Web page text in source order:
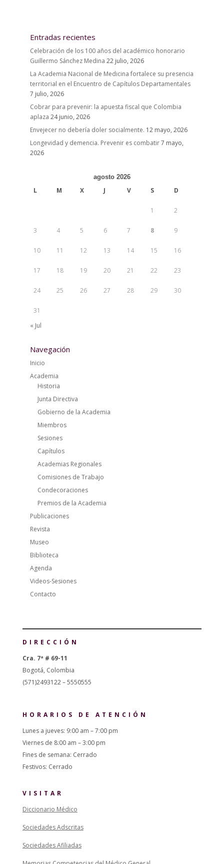
Entradas recientes
Celebración de los 100 años del académico honorario
Guillermo Sánchez Medina 22 julio, 2026
La Academia Nacional de Medicina fortalece su presencia
territorial en el Encuentro de Capítulos Departamentales
7 julio, 2026
Cobrar para prevenir: la apuesta fiscal que Colombia
aplaza 24 junio, 2026
Envejecer no debería doler socialmente. 12 mayo, 2026
Longevidad y demencia. Prevenir es combatir7 mayo,
2026
agosto 2026
L M X J V S D
1 2
3 4 5 6 7 8 9
10 11 12 13 14 15 16
17 18 19 20 21 22 23
24 25 26 27 28 29 30
31
« Jul
Navegación
Inicio
Academia
Historia
Junta Directiva
Gobierno de la Academia
Miembros
Sesiones
Capítulos
Academias Regionales
Comisiones de Trabajo
Condecoraciones
Premios de la Academia
Publicaciones
Revista
Museo
Biblioteca
Agenda
Videos-Sesiones
Contacto
DIRECCIÓN
Cra. 7ª # 69-11
Bogotá, Colombia
(571)2493122 – 5550555
HORARIOS DE ATENCIÓN
Lunes a jueves: 9:00 am – 7:00 pm
Viernes de 8:00 am – 3:00 pm
Fines de semana: Cerrado
Festivos: Cerrado
VISITAR
Diccionario Médico
Sociedades Adscritas
Sociedades Afiliadas